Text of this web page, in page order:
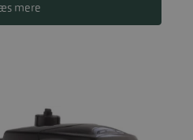
mere